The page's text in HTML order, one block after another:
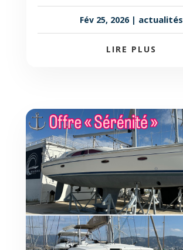
Fév 25, 2026| actualités
LIRE PLUS